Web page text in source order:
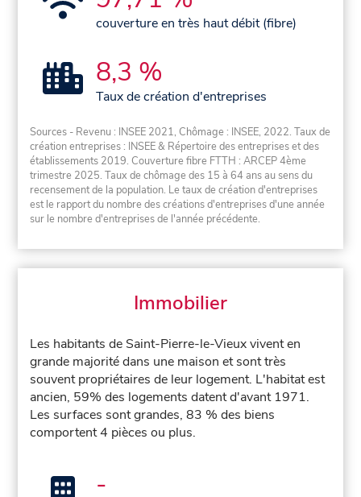
couverture en très haut débit (fibre)
8,3 %
Taux de création d'entreprises
Sources - Revenu : INSEE 2021, Chômage : INSEE, 2022. Taux de
création entreprises : INSEE & Répertoire des entreprises et des
établissements 2019. Couverture fibre FTTH : ARCEP 4ème
trimestre 2025. Taux de chômage des 15 à 64 ans au sens du
recensement de la population. Le taux de création d'entreprises
est le rapport du nombre des créations d'entreprises d'une année
sur le nombre d'entreprises de l'année précédente.
Immobilier
Les habitants de Saint-Pierre-le-Vieux vivent en
grande majorité dans une maison et sont très
souvent propriétaires de leur logement. L'habitat est
ancien, 59% des logements datent d'avant 1971.
Les surfaces sont grandes, 83 % des biens
comportent 4 pièces ou plus.
-